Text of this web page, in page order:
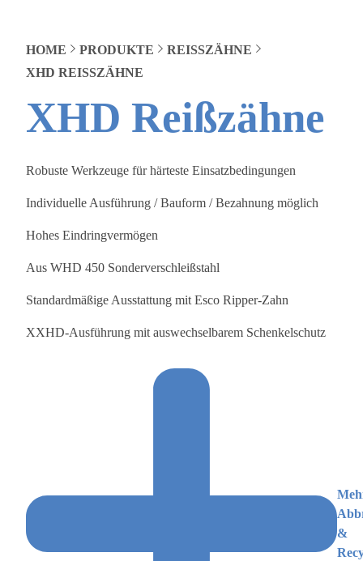
HOME PRODUKTE
REISSZÄHNE
XHD REISSZÄHNE
XHD Reißzähne
Robuste Werkzeuge für härteste Einsatzbedingungen
Individuelle Ausführung / Bauform / Bezahnung möglich
Hohes Eindringvermögen
Aus WHD 450 Sonderverschleißstahl
Standardmäßige Ausstattung mit Esco Ripper-Zahn
XXHD-Ausführung mit auswechselbarem Schenkelschutz
&